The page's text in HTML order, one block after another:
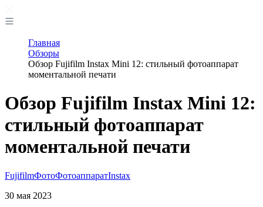
Главная
Обзоры
Обзор Fujifilm Instax Mini 12: стильный фотоаппарат
моментальной печати
Обзор Fujifilm Instax Mini 12:
стильный фотоаппарат
моментальной печати
FujifilmФотоФотоаппаратInstax
30 мая 2023